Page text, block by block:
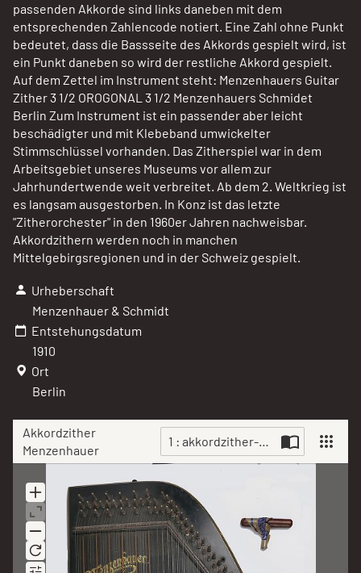
Akkordzither
Menzenhauer
1 : akkordzither-menzenhauer-
Scan
passenden Akkorde sind links daneben mit dem
entsprechenden Zahlencode notiert. Eine Zahl ohne Punkt
bedeutet, dass die Bassseite des Akkords gespielt wird, ist
ein Punkt daneben so wird der restliche Akkord gespielt.
Auf dem Zettel im Instrument steht: Menzenhauers Guitar
Zither 3 1/2 OROGONAL 3 1/2 Menzenhauers Schmidet
Berlin Zum Instrument ist ein passender aber leicht
beschädigter und mit Klebeband umwickelter
Stimmschlüssel vorhanden. Das Zitherspiel war in dem
Arbeitsgebiet unseres Museums vor allem zur
Jahrhundertwende weit verbreitet. Ab dem 2. Weltkrieg ist
es langsam ausgestorben. In Konz ist das letzte
"Zitherorchester" in den 1960er Jahren nachweisbar.
Akkordzithern werden noch in manchen
Mittelgebirgsregionen und in der Schweiz gespielt.
Urheberschaft
Menzenhauer & Schmidt
Entstehungsdatum
1910
Ort
Berlin